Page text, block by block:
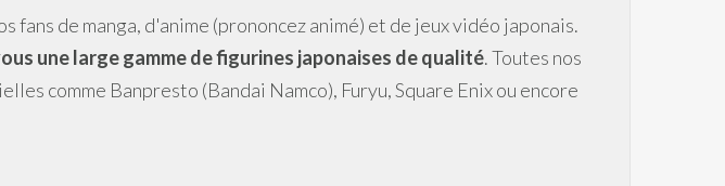
fans de manga, d'anime (prononcez animé) et de jeux vidéo japonais.
une large gamme de figurines japonaises de qualité. Toutes nos
comme Banpresto (Bandai Namco), Furyu, Square Enix ou encore